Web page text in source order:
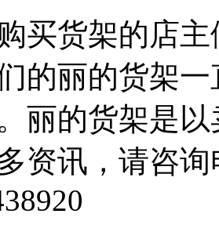
货架的店主
的丽的货架
丽的货架是
资讯，请咨